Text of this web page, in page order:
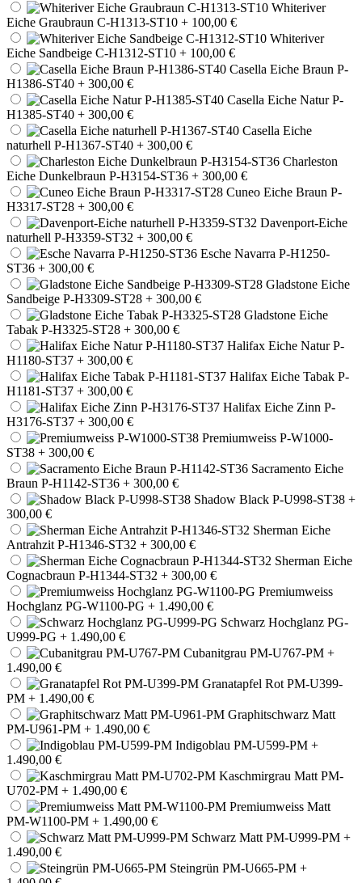
Whiteriver
Eiche Graubraun C-H1313-ST10 + 100,00 €
Whiteriver
Eiche Sandbeige C-H1312-ST10 + 100,00 €
Casella Eiche Braun P-
H1386-ST40 + 300,00 €
Casella Eiche Natur P-
H1385-ST40 + 300,00 €
Casella Eiche
naturhell P-H1367-ST40 + 300,00 €
Charleston
Eiche Dunkelbraun P-H3154-ST36 + 300,00 €
Cuneo Eiche Braun P-
H3317-ST28 + 300,00 €
Davenport-Eiche
naturhell P-H3359-ST32 + 300,00 €
Esche Navarra P-H1250-
ST36 + 300,00 €
Gladstone Eiche
Sandbeige P-H3309-ST28 + 300,00 €
Gladstone Eiche
Tabak P-H3325-ST28 + 300,00 €
Halifax Eiche Natur P-
H1180-ST37 + 300,00 €
Halifax Eiche Tabak P-
H1181-ST37 + 300,00 €
Halifax Eiche Zinn P-
H3176-ST37 + 300,00 €
Premiumweiss P-W1000-
ST38 + 300,00 €
Sacramento Eiche
Braun P-H1142-ST36 + 300,00 €
Shadow Black P-U998-ST38 +
300,00 €
Sherman Eiche
Antrahzit P-H1346-ST32 + 300,00 €
Sherman Eiche
Cognacbraun P-H1344-ST32 + 300,00 €
Premiumweiss
Hochglanz PG-W1100-PG + 1.490,00 €
Schwarz Hochglanz PG-
U999-PG + 1.490,00 €
Cubanitgrau PM-U767-PM +
1.490,00 €
Granatapfel Rot PM-U399-
PM + 1.490,00 €
Graphitschwarz Matt
PM-U961-PM + 1.490,00 €
Indigoblau PM-U599-PM +
1.490,00 €
Kaschmirgrau Matt PM-
U702-PM + 1.490,00 €
Premiumweiss Matt
PM-W1100-PM + 1.490,00 €
Schwarz Matt PM-U999-PM +
1.490,00 €
Steingrün PM-U665-PM +